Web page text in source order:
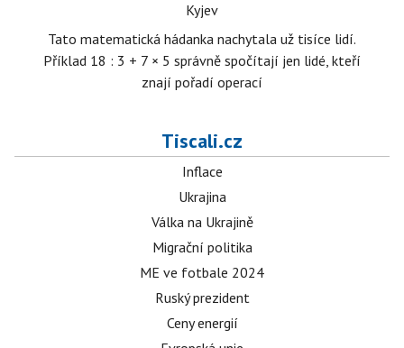
Kyjev
Tato matematická hádanka nachytala už tisíce lidí.
Příklad 18 : 3 + 7 × 5 správně spočítají jen lidé, kteří
znají pořadí operací
Tiscali.cz
Inflace
Ukrajina
Válka na Ukrajině
Migrační politika
ME ve fotbale 2024
Ruský prezident
Ceny energií